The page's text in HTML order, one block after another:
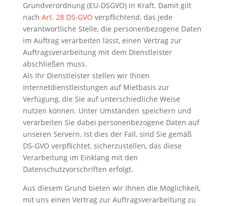
Grundverordnung (EU-DSGVO) in Kraft. Damit gilt
nach Art. 28 DS-GVO verpflichtend, das jede
verantwortliche Stelle, die personenbezogene Daten
im Auftrag verarbeiten lässt, einen Vertrag zur
Auftragsverarbeitung mit dem Dienstleister
abschließen muss.
Als Ihr Dienstleister stellen wir Ihnen
Internetdienstleistungen auf Mietbasis zur
Verfügung, die Sie auf unterschiedliche Weise
nutzen können. Unter Umständen speichern und
verarbeiten Sie dabei personenbezogene Daten auf
unseren Servern. Ist dies der Fall, sind Sie gemäß
DS-GVO verpflichtet, sicherzustellen, das diese
Verarbeitung im Einklang mit den
Datenschutzvorschriften erfolgt.
Aus diesem Grund bieten wir Ihnen die Möglichkeit,
mit uns einen Vertrag zur Auftragsverarbeitung zu